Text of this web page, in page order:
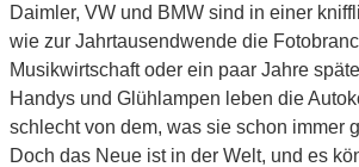
Daimler, VW und BMW sind in einer
wie zur Jahrtausendwende die
Musikwirtschaft oder ein paar Jahre
Handys und Glühlampen leben die
schlecht von dem, was sie schon immer
Doch das Neue ist in der Welt, und es